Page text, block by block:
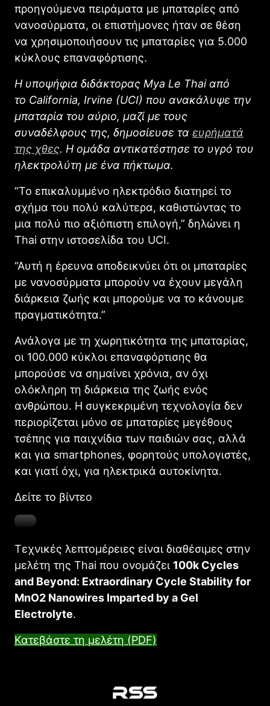
προηγούμενα πειράματα με μπαταρίες από
νανοσύρματα, οι επιστήμονες ήταν σε θέση
να χρησιμοποιήσουν τις μπαταρίες για 5.000
κύκλους επαναφόρτισης.
Η υποψήφια διδάκτορας Mya Le Thai από
το California, Irvine (UCI) που ανακάλυψε την
μπαταρία του αύριο, μαζί με τους
συναδέλφους της, δημοσίευσε τα ευρήματά
της χθες. Η ομάδα αντικατέστησε το υγρό του
ηλεκτρολύτη με ένα πήκτωμα.
“Το επικαλυμμένο ηλεκτρόδιο διατηρεί το
σχήμα του πολύ καλύτερα, καθιστώντας το
μια πολύ πιο αξιόπιστη επιλογή,” δηλώνει η
Thai στην ιστοσελίδα του UCI.
“Αυτή η έρευνα αποδεικνύει ότι οι μπαταρίες
με νανοσύρματα μπορούν να έχουν μεγάλη
διάρκεια ζωής και μπορούμε να το κάνουμε
πραγματικότητα.”
Ανάλογα με τη χωρητικότητα της μπαταρίας,
οι 100.000 κύκλοι επαναφόρτισης θα
μπορούσε να σημαίνει χρόνια, αν όχι
ολόκληρη τη διάρκεια της ζωής ενός
ανθρώπου. Η συγκεκριμένη τεχνολογία δεν
περιορίζεται μόνο σε μπαταρίες μεγέθους
τσέπης για παιχνίδια των παιδιών σας, αλλά
και για smartphones, φορητούς υπολογιστές,
και γιατί όχι, για ηλεκτρικά αυτοκίνητα.
Δείτε το βίντεο
Τεχνικές λεπτομέρειες είναι διαθέσιμες στην
μελέτη της Thai που ονομάζει 100k Cycles
and Beyond: Extraordinary Cycle Stability for
MnO2 Nanowires Imparted by a Gel
Electrolyte.
Κατεβάστε τη μελέτη (PDF)